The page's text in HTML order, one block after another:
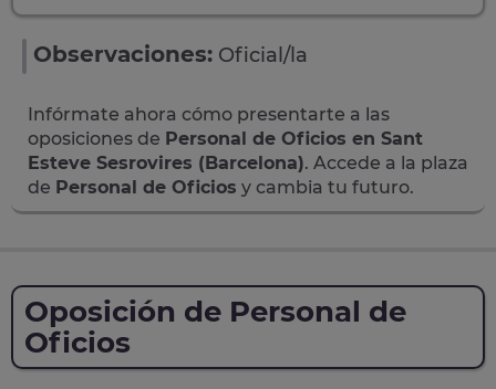
Observaciones: Oficial/la
Infórmate ahora cómo presentarte a las
oposiciones de Personal de Oficios en Sant
Esteve Sesrovires (Barcelona). Accede a la plaza
de Personal de Oficios y cambia tu futuro.
Oposición de Personal de
Oficios